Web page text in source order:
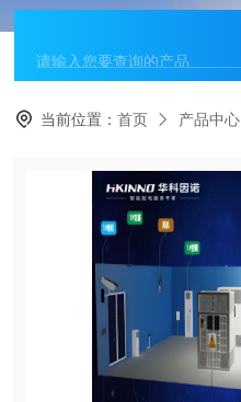
当前位置：首页 产品中心